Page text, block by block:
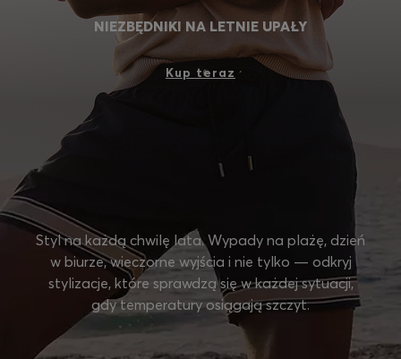
Język (PL zł)
NIEZBĘDNIKI NA LETNIE UPAŁY
Kup teraz
Styl na każdą chwilę lata. Wypady na plażę, dzień
w biurze, wieczorne wyjścia i nie tylko — odkryj
stylizacje, które sprawdzą się w każdej sytuacji,
gdy temperatury osiągają szczyt.